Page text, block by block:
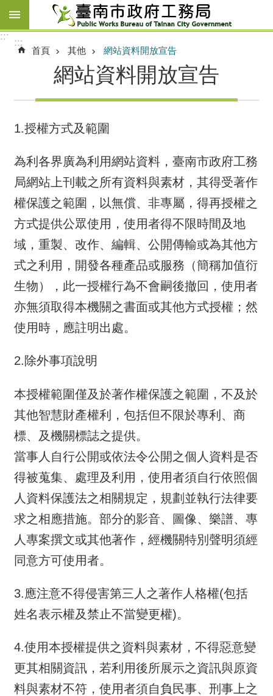
跳到主要內容區塊
:::
:::
首頁 其他 網站資料開放宣告
網站資料開放宣告
1.授權方式及範圍
為利各界廣為利用網站資料，臺南市政府工務
局網站上刊載之所有資料與素材，其得受著作
權保護之範圍，以無償、非專屬，得再授權之
方式提供公眾使用，使用者得不限時間及地
域，重製、改作、編輯、公開傳輸或為其他方
式之利用，開發各種產品或服務（簡稱加值衍
生物），此一授權行為不會嗣後撤回，使用者
亦無須取得本機關之書面或其他方式授權；然
使用時，應註明出處。
2.除外事項說明
本授權範圍僅及於著作權保護之範圍，不及於
其他智慧財產權利，包括但不限於專利、商
標、及機關標誌之提供。
當事人自行公開或依法令公開之個人資料是否
得被蒐集、處理及利用，使用者須自行依照個
人資料保護法之相關規定，規劃並執行法律要
求之相應措施。部分的影音、圖像、樂譜、專
人專案撰文或其他著作，經機關特別聲明須經
同意方可使用者。
3.應注意不得侵害第三人之著作人格權(包括
姓名表示權及禁止不當變更權)。
4.使用本授權提供之資料與素材，不得惡意變
更其相關資訊，若利用後所展示之資訊與原資
料與素材不符，使用者須自負民事、刑事上之